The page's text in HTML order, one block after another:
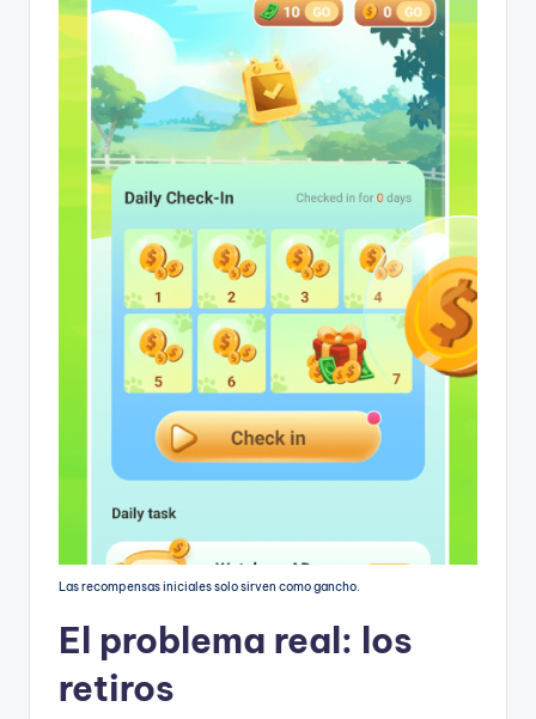
Las recompensas iniciales solo sirven como gancho.
El problema real: los
retiros